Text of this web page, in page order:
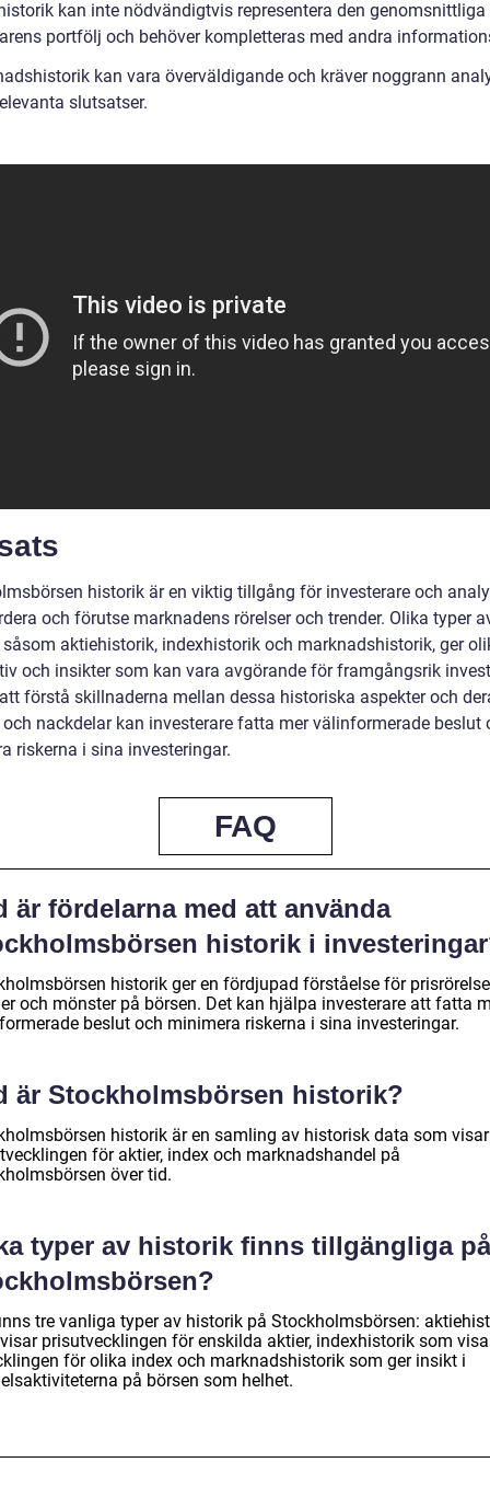
kan inte nödvändigtvis representera den genomsnittliga
portfölj och behöver kompletteras med andra
kan vara överväldigande och kräver noggrann
slutsatser.
historik är en viktig tillgång för investerare och
och förutse marknadens rörelser och trender. Olika typer
aktiehistorik, indexhistorik och marknadshistorik, ger
och insikter som kan vara avgörande för framgångsrik
förstå skillnaderna mellan dessa historiska aspekter och
nackdelar kan investerare fatta mer välinformerade beslut
riskerna i sina investeringar.
FAQ
är fördelarna med att använda
historik i
historik ger en fördjupad förståelse för
och mönster på börsen. Det kan hjälpa investerare att fatta
beslut och minimera riskerna i sina investeringar.
är Stockholmsbörsen historik?
historik är en samling av historisk data som visar
för aktier, index och marknadshandel på
över tid.
typer av historik finns tillgängliga på
tre vanliga typer av historik på Stockholmsbörsen:
prisutvecklingen för enskilda aktier, indexhistorik som
för olika index och marknadshistorik som ger insikt i
på börsen som helhet.